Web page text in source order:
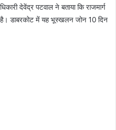
देवेंद्र पटवाल ने बताया कि राजमार्ग
है। डाबरकोट में यह भूस्खलन जोन 10 दिन